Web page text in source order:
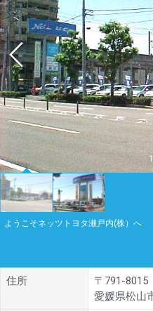
1
ようこそネッツトヨタ瀬戸内(株）へ
住所
〒791-8015
愛媛県松山